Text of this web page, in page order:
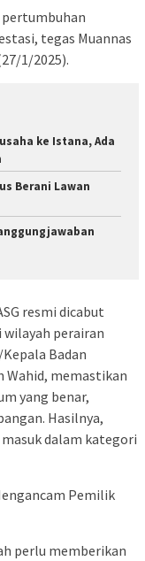
tegas Muannas
1/2025).
ke Istana, Ada
Berani Lawan
resmi dicabut
perairan
Badan
Wahid, memastikan
yang benar,
Hasilnya,
dalam kategori
Pemilik
perlu memberikan